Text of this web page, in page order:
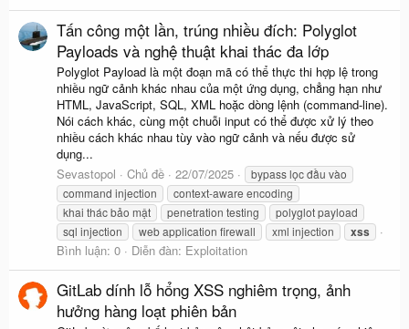
Tấn công một lần, trúng nhiều đích: Polyglot
Payloads và nghệ thuật khai thác đa lớp
Polyglot Payload là một đoạn mã có thể thực thi hợp lệ trong
nhiều ngữ cảnh khác nhau của một ứng dụng, chẳng hạn như
HTML, JavaScript, SQL, XML hoặc dòng lệnh (command-line).
Nói cách khác, cùng một chuỗi input có thể được xử lý theo
nhiều cách khác nhau tùy vào ngữ cảnh và nếu được sử
dụng...
Sevastopol
Chủ đề 22/07/2025
bypass lọc đầu vào
command injection
context-aware encoding
khai thác bảo mật
penetration testing
polyglot payload
sql injection
web application firewall xml injection xss
Bình luận: 0 Diễn đàn: Exploitation
GitLab dính lỗ hổng XSS nghiêm trọng, ảnh
hưởng hàng loạt phiên bản